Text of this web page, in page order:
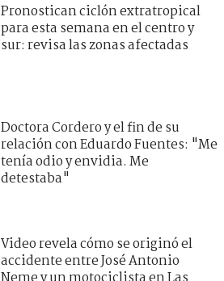
Pronostican ciclón extratropical
para esta semana en el centro y
sur: revisa las zonas afectadas
Doctora Cordero y el fin de su
relación con Eduardo Fuentes: "Me
tenía odio y envidia. Me
detestaba"
Video revela cómo se originó el
accidente entre José Antonio